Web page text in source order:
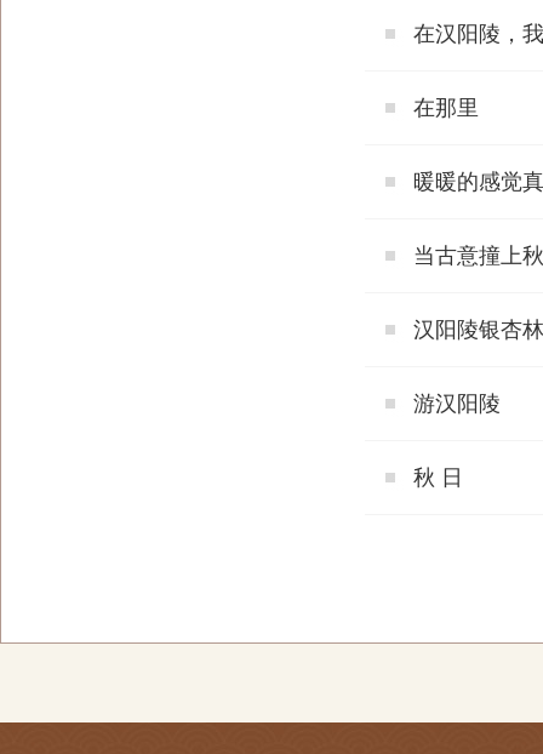
在汉阳陵，
在那里
暖暖的感觉
当古意撞上
汉阳陵银杏
游汉阳陵
秋 日